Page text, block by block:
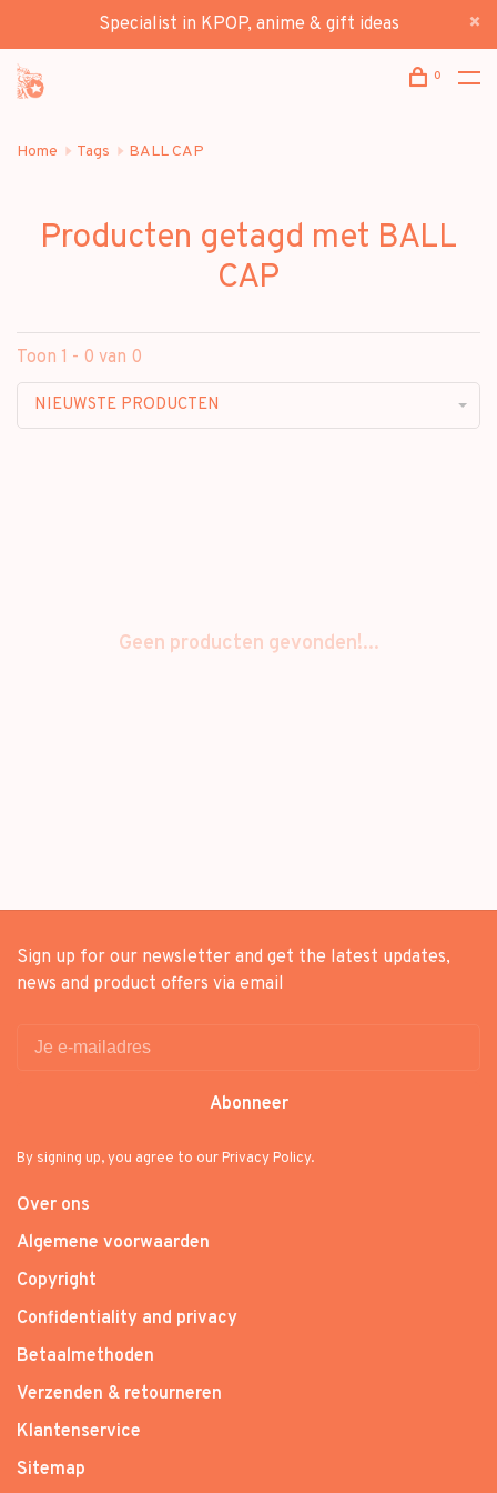
Specialist in KPOP, anime & gift ideas
0
Home Tags BALL CAP
Producten getagd met BALL
CAP
Toon 1 - 0 van 0
NIEUWSTE PRODUCTEN
Geen producten gevonden!...
Sign up for our newsletter and get the latest updates,
news and product offers via email
Abonneer
By signing up, you agree to our Privacy Policy.
Over ons
Algemene voorwaarden
Copyright
Confidentiality and privacy
Betaalmethoden
Verzenden & retourneren
Klantenservice
Sitemap